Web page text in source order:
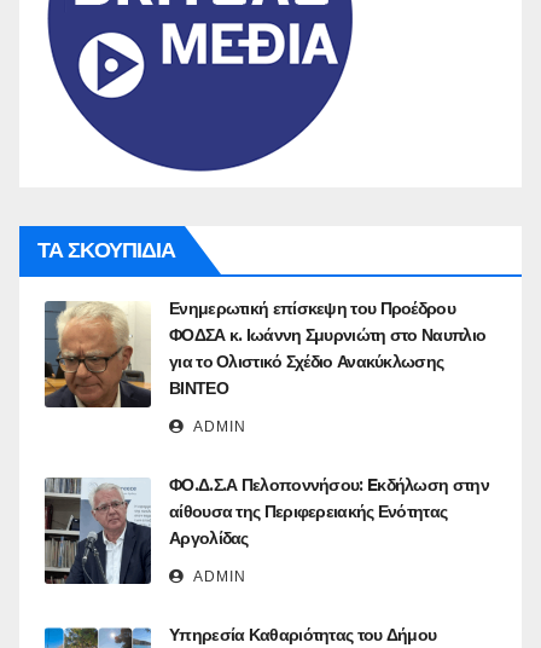
ΤΑ ΣΚΟΥΠΙΔΙΑ
Ενημερωτική επίσκεψη του Προέδρου
ΦΟΔΣΑ κ. Ιωάννη Σμυρνιώτη στο Ναυπλιο
για το Ολιστικό Σχέδιο Ανακύκλωσης
ΒΙΝΤΕΟ
ADMIN
ΦΟ.Δ.Σ.Α Πελοποννήσου: Eκδήλωση στην
αίθουσα της Περιφερειακής Ενότητας
Αργολίδας
ADMIN
Υπηρεσία Καθαριότητας του Δήμου